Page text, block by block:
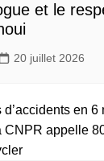
et le
20 juillet 2026